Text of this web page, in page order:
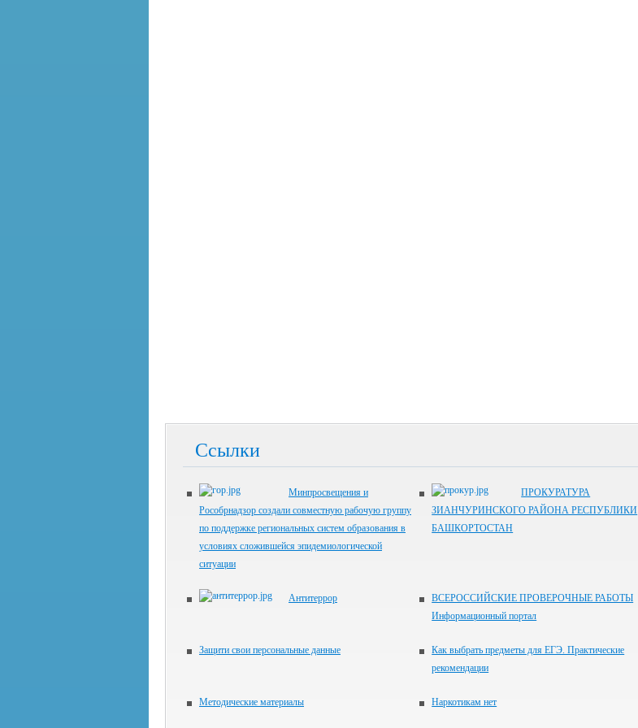
Ссылки
Минпросвещения и
Рособрнадзор создали совместную рабочую группу
по поддержке региональных систем образования в
условиях сложившейся эпидемиологической
ситуации
ПРОКУРАТУРА
ЗИАНЧУРИНСКОГО РАЙОНА РЕСПУБЛИКИ
БАШКОРТОСТАН
Антитеррор
ВСЕРОССИЙСКИЕ ПРОВЕРОЧНЫЕ РАБОТЫ
Информационный портал
Защити свои персональные данные
Как выбрать предметы для ЕГЭ. Практические
рекомендации
Методические материалы Наркотикам нет